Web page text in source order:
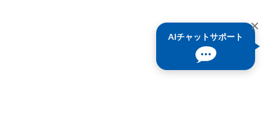
AIチャットサポート
✕